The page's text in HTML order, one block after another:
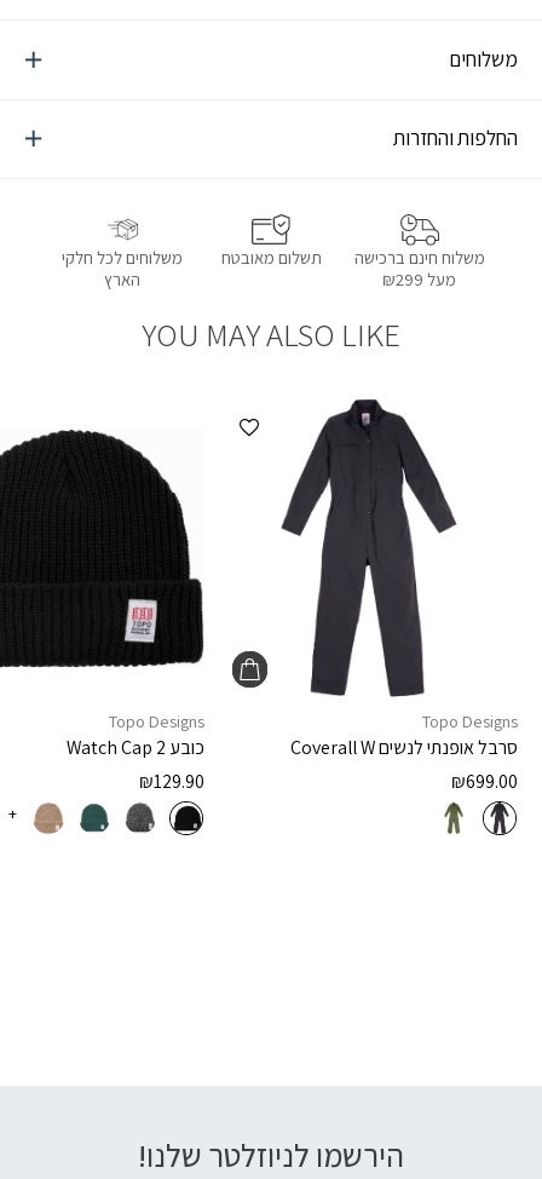
משלוחים
החלפות והחזרות
משלוח חינם ברכישה
מעל ₪299
תשלום מאובטח
משלוחים לכל חלקי
הארץ
YOU MAY ALSO LIKE
הוספה למועדפים
Topo Designs
סרבל אופנתי לנשיםCoverall W
₪699.00
Topo Designs
כובע Watch Cap 2
₪129.90
+
הירשמו לניוזלטר שלנו!